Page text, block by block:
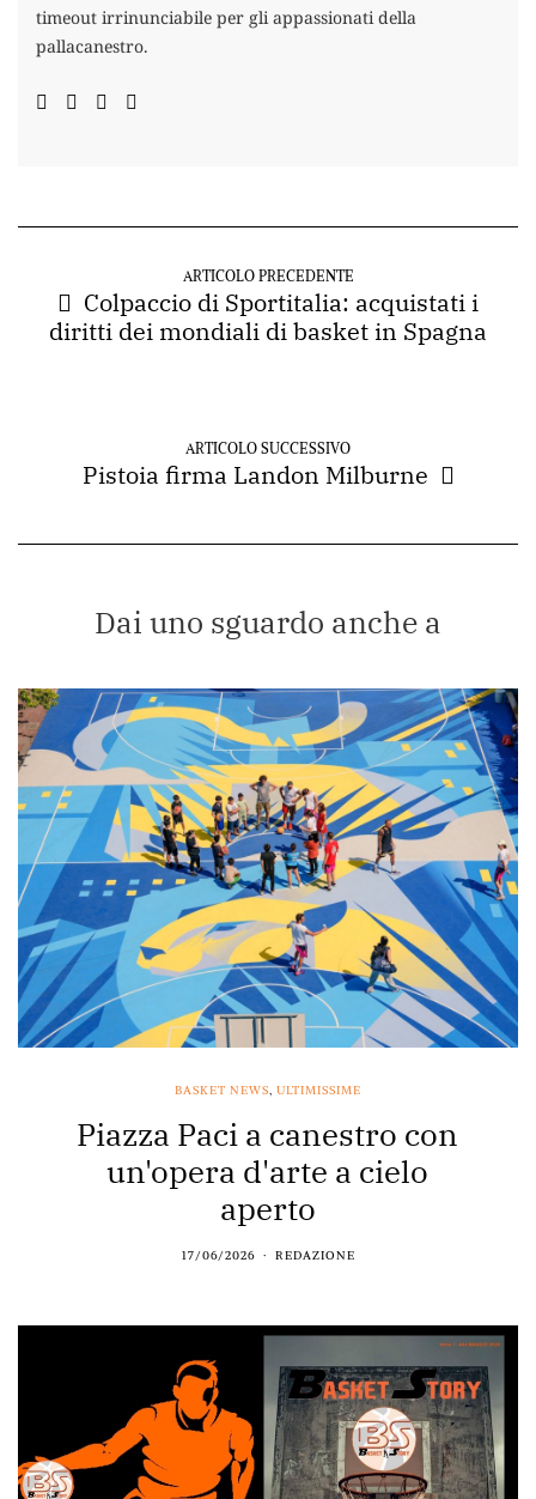
timeout irrinunciabile per gli appassionati della
pallacanestro.
ARTICOLO PRECEDENTE
Colpaccio di Sportitalia: acquistati i
diritti dei mondiali di basket in Spagna
ARTICOLO SUCCESSIVO
Pistoia firma Landon Milburne
Dai uno sguardo anche a
BASKET NEWS, ULTIMISSIME
Piazza Paci a canestro con
un'opera d'arte a cielo
aperto
17/06/2026 REDAZIONE